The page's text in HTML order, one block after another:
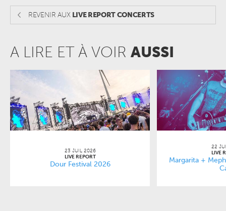
REVENIR AUX LIVE REPORT CONCERTS
A LIRE ET À VOIR AUSSI
23 JUIL 2026
LIVE REPORT
Dour Festival 2026
22
LIVE
Margarita +